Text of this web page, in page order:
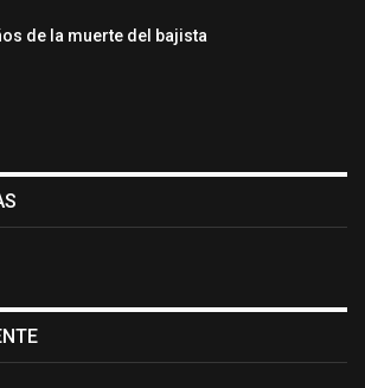
de la muerte del bajista